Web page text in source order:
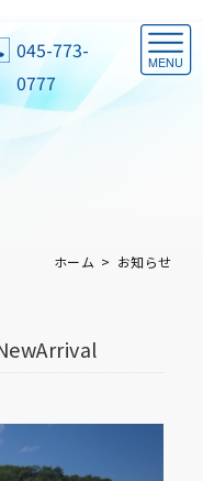
045-773-
0777
ホーム お知らせ